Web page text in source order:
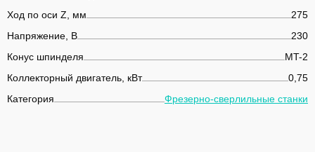
Ход по оси Z, мм
275
Напряжение, В
230
Конус шпинделя
MT-2
Коллекторный двигатель, кВт
0,75
Категория
Фрезерно-сверлильные станки